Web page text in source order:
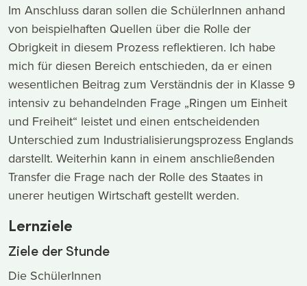
Im Anschluss daran sollen die SchülerInnen anhand
von beispielhaften Quellen über die Rolle der
Obrigkeit in diesem Prozess reflektieren. Ich habe
mich für diesen Bereich entschieden, da er einen
wesentlichen Beitrag zum Verständnis der in Klasse 9
intensiv zu behandelnden Frage „Ringen um Einheit
und Freiheit“ leistet und einen entscheidenden
Unterschied zum Industrialisierungsprozess Englands
darstellt. Weiterhin kann in einem anschließenden
Transfer die Frage nach der Rolle des Staates in
unerer heutigen Wirtschaft gestellt werden.
Lernziele
Ziele der Stunde
Die SchülerInnen